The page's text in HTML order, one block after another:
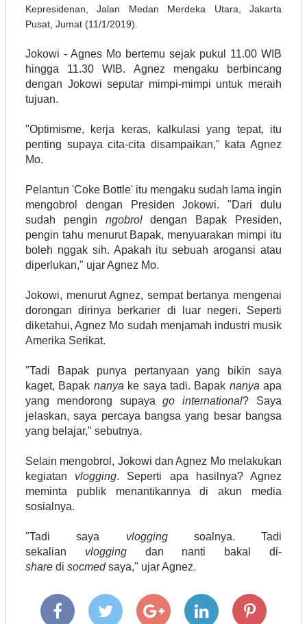
Kepresidenan, Jalan Medan Merdeka Utara, Jakarta
Pusat, Jumat (11/1/2019).
Jokowi - Agnes Mo bertemu sejak pukul 11.00 WIB
hingga 11.30 WIB. Agnez mengaku berbincang
dengan Jokowi seputar mimpi-mimpi untuk meraih
tujuan.
"Optimisme, kerja keras, kalkulasi yang tepat, itu
penting supaya cita-cita disampaikan," kata Agnez
Mo.
Pelantun 'Coke Bottle' itu mengaku sudah lama ingin
mengobrol dengan Presiden Jokowi. "Dari dulu
sudah pengin ngobroldengan Bapak Presiden,
pengin tahu menurut Bapak, menyuarakan mimpi itu
boleh nggak sih. Apakah itu sebuah arogansi atau
diperlukan," ujar Agnez Mo.
Jokowi, menurut Agnez, sempat bertanya mengenai
dorongan dirinya berkarier di luar negeri. Seperti
diketahui, Agnez Mo sudah menjamah industri musik
Amerika Serikat.
"Tadi Bapak punya pertanyaan yang bikin saya
kaget, Bapak nanya ke saya tadi. Bapak nanya apa
yang mendorong supayago international? Saya
jelaskan, saya percaya bangsa yang besar bangsa
yang belajar," sebutnya.
Selain mengobrol, Jokowi dan Agnez Mo melakukan
kegiatan vlogging. Seperti apa hasilnya? Agnez
meminta publik menantikannya di akun media
sosialnya.
"Tadi saya vlogging soalnya. Tadi
sekalian vlogging dan nanti bakal di-
share di socmedsaya," ujar Agnez.